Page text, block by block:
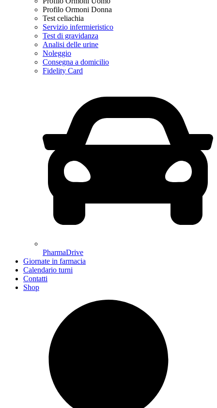
Profilo Ormoni Donna
Test celiachia
Servizio infermieristico
Test di gravidanza
Analisi delle urine
Noleggio
Consegna a domicilio
Fidelity Card
PharmaDrive
Giornate in farmacia
Calendario turni
Contatti
Shop